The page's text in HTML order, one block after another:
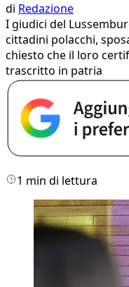
di Redazione
I giudici del
cittadini polacchi,
chiesto che il loro
trascritto in patria
1 min di lettura